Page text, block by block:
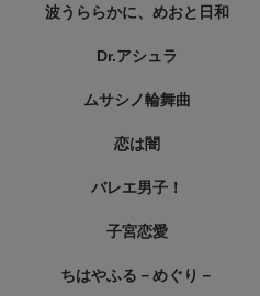
波うららかに、めおと日和
Dr.アシュラ
ムサシノ輪舞曲
恋は闇
バレエ男子！
子宮恋愛
ちはやふる－めぐり－